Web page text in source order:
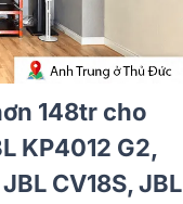
148tr cho
KP4012 G2,
CV18S, JBL